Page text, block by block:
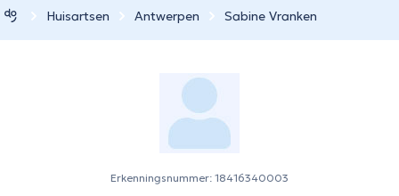
Huisartsen Antwerpen Sabine Vranken
Erkenningsnummer: 18416340003